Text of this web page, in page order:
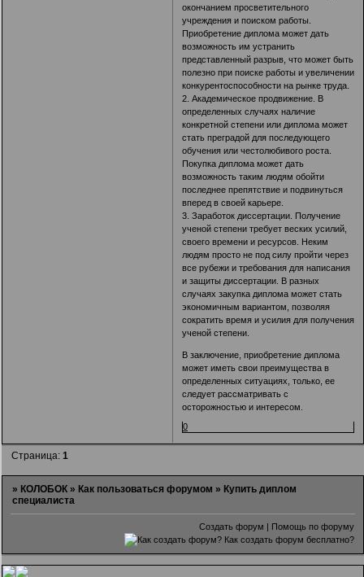
окончанием просветительного
учреждения и поиском работы.
Приобретение диплома может дать
возможность им устранить
представленный разрыв, что может быть
полезно при поиске работы и увеличении
конкурентоспособности на рынке труда.
2. Академическое продвижение. В
определенных случаях наличие
конкретной степени или диплома может
стать преградой для последующего
обучения или честолюбивого роста.
Покупка диплома может дать
возможность таким людям обойти
последнее препятствие и подвинуться
вперед в своей карьере.
3. Заработок диссертации. Получение
ученой степени требует веских усилий,
своего времени и ресурсов. Неким
людям просто не под силу пройти через
все рубежи и требования для написания
и защиты диссертации. В разных
случаях закупка диплома может стать
экономичным вариантом, позволяя
сократить время и усилия для получения
ученой степени.
В заключение, приобретение диплома
может иметь свои преимущества в
определенных ситуациях, только, ее
следует рассматривать с
осторожностью и интересом.
0
Страница:1
» КОЛОБОК » Как пользоваться форумом » Купить диплом
специалиста
Создать форум | Помощь по форуму